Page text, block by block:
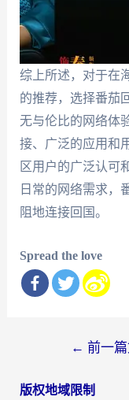
综上所述，对于在
的推荐，选择番茄
无与伦比的网络体
接、广泛的应用和
区用户的广泛认可
日常的网络需求，
阻地连接回国。
Spread the love
导
← 前一
版权地域限制